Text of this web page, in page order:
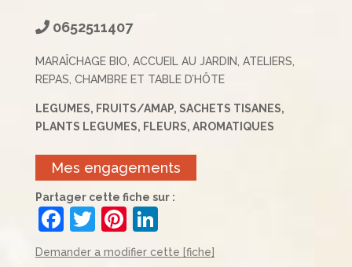
0652511407
MARAÎCHAGE BIO, ACCUEIL AU JARDIN, ATELIERS,
REPAS, CHAMBRE ET TABLE D’HÔTE
LEGUMES, FRUITS/AMAP, SACHETS TISANES,
PLANTS LEGUMES, FLEURS, AROMATIQUES
Mes engagements
Partager cette fiche sur :
F
a
T
w
Pi
nt
Li
n
Demander a modifier cette [fiche]